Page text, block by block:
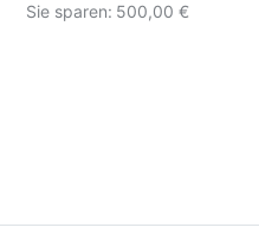
Sie sparen: 500,00 €